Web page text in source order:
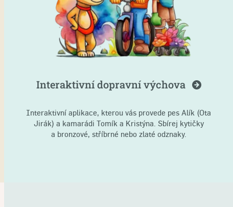
Interaktivní dopravnívýchova
Interaktivní aplikace, kterou vás provede pes Alík (Ota
Jirák) a kamarádi Tomík a Kristýna. Sbírej kytičky
a bronzové, stříbrné nebo zlaté odznaky.